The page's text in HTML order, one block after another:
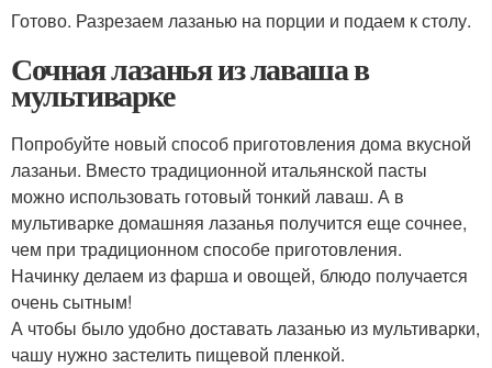
Готово. Разрезаем лазанью на порции и подаем к столу.
Сочная лазанья из лаваша в
мультиварке
Попробуйте новый способ приготовления дома вкусной
лазаньи. Вместо традиционной итальянской пасты
можно использовать готовый тонкий лаваш. А в
мультиварке домашняя лазанья получится еще сочнее,
чем при традиционном способе приготовления.
Начинку делаем из фарша и овощей, блюдо получается
очень сытным!
А чтобы было удобно доставать лазанью из мультиварки,
чашу нужно застелить пищевой пленкой.